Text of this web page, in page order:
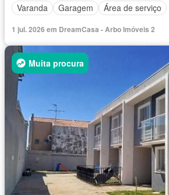
Varanda
Garagem Área de serviço
1 jul. 2026 em DreamCasa - Arbo Imóveis 2
Muita procura